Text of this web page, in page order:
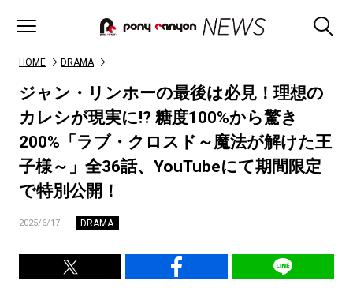
HOME DRAMA
ジャン・リンホーの最後は必見！理想の
カレシが現実に!? 糖度100%から驚き
200%「ラブ・クロスド～魔法が解けた王
子様～」全36話、YouTubeにて期間限定
で特別公開！
2025/6/17 DRAMA